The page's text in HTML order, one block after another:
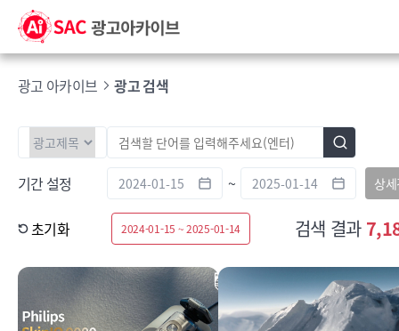
광고 아카이브 광고 검색
기간 설정 ~ 상
초기화 2024-01-15 ~ 2025-01-14 검색 결과